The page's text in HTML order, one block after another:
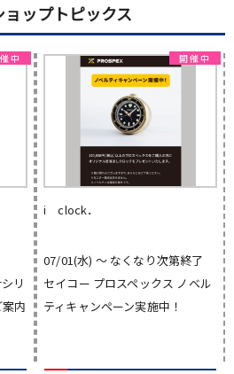
ップトピックス
リ
内
i clock．
07/01(水) 〜 なくなり次第終了
セイコー プロスペックス ノベル
ティキャンペーン実施中！